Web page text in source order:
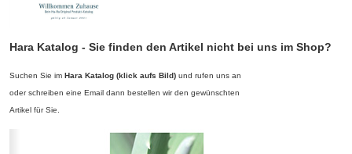
Hara Katalog - Sie finden den Artikel nicht bei uns im Shop?
Suchen Sie im Hara Katalog (klick aufs Bild) und rufen uns an
oder schreiben eine Email dann bestellen wir den gewünschten
Artikel für Sie.